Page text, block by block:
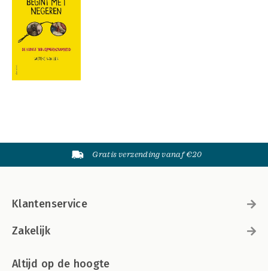
Gratis verzending vanaf €20
Klantenservice
Zakelijk
Altijd op de hoogte